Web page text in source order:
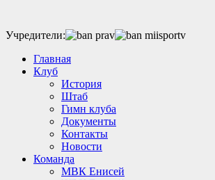
Учредители:
Главная
Клуб
История
Штаб
Гимн клуба
Документы
Контакты
Новости
Команда
МВК Енисей